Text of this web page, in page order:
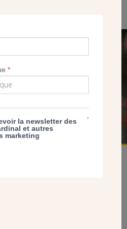
UN DON
*
la newsletter des
et autres
marketing
*